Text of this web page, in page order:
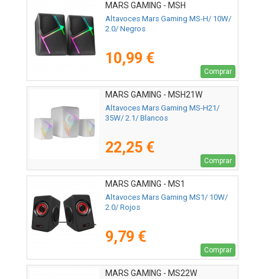
MARS GAMING - MSH
Altavoces Mars Gaming MS-H/ 10W/
2.0/ Negros
10,99 €
Comprar
MARS GAMING - MSH21W
Altavoces Mars Gaming MS-H21/
35W/ 2.1/ Blancos
22,25 €
Comprar
MARS GAMING - MS1
Altavoces Mars Gaming MS1/ 10W/
2.0/ Rojos
9,79 €
Comprar
MARS GAMING - MS22W